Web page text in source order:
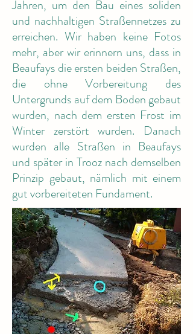
Jahren, um den Bau eines soliden
und nachhaltigen Straßennetzes zu
erreichen. Wir haben keine Fotos
mehr, aber wir erinnern uns, dass in
Beaufays die ersten beiden Straßen,
die ohne Vorbereitung des
Untergrunds auf dem Boden gebaut
wurden, nach dem ersten Frost im
Winter zerstört wurden. Danach
wurden alle Straßen in Beaufays
und später in Trooz nach demselben
Prinzip gebaut, nämlich mit einem
gut vorbereiteten Fundament.